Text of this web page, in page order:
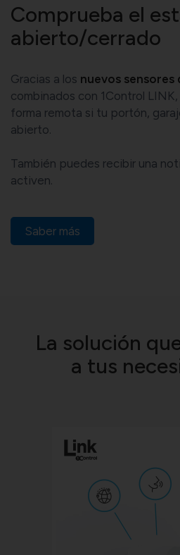
Comprueba el
abierto/cerrado
Gracias a los nuevos sensores
combinados con 1Control
forma remota si tu portón,
abierto.
También puedes recibir una
activen.
Saber más
La solución
a tus